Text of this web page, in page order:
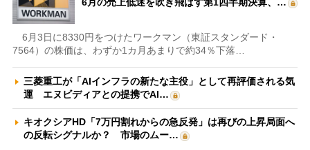
6月3日に8330円をつけたワークマン（東証スタンダード・
7564）の株価は、わずか1カ月あまりで約34％下落…
三菱重工が「AIインフラの新たな主役」として再評価される気
運 エヌビディアとの提携でAI…
キオクシアHD「7万円割れからの急反発」は再びの上昇局面へ
の反転シグナルか？ 市場のムー…